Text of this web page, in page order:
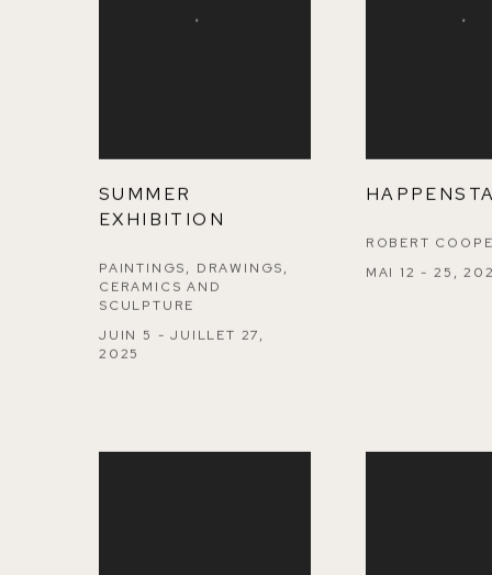
SUMMER
EXHIBITION
PAINTINGS, DRAWINGS,
CERAMICS AND
SCULPTURE
JUIN 5 - JUILLET 27,
2025
ROBERT
MAI 12 - 25,